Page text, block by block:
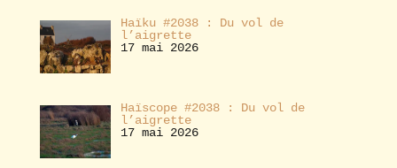
Haïku #2038 : Du vol de
l’aigrette
17 mai 2026
Haïscope #2038 : Du vol de
l’aigrette
17 mai 2026